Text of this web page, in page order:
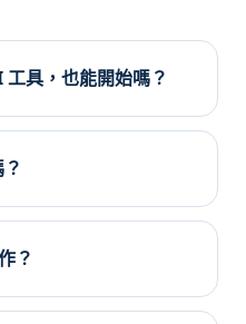
具，也能開始嗎？
？